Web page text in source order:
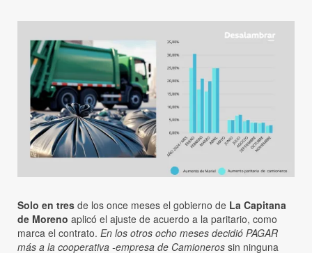
Solo en tres de los once meses el gobierno de La Capitana
de Moreno aplicó el ajuste de acuerdo a la paritario, como
marca el contrato. En los otros ocho meses decidió PAGAR
más a la cooperativa -empresa de Camioneros sin ninguna